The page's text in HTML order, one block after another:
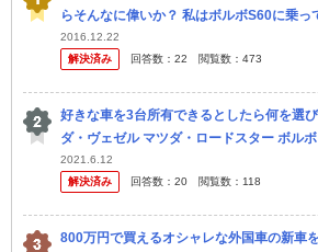
らそんなに偉いか？ 私はボルボS60に乗っ
の駐車場でS60の自動パーキングを使って
2016.12.22
解決済み
回答数： 22 閲覧数： 473
好きな車を3台所有できるとしたら何を選
ダ・ヴェゼル マツダ・ロードスター ボルボ
2021.6.12
解決済み
回答数： 20 閲覧数： 118
800万円で買えるオシャレな外国車の新車